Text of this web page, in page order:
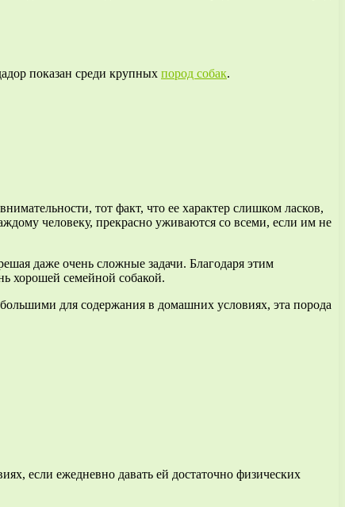
показан среди крупных пород собак.
тот факт, что ее характер слишком ласков,
человеку, прекрасно уживаются со всеми, если им не
даже очень сложные задачи. Благодаря этим
хорошей семейной собакой.
для содержания в домашних условиях, эта порода
если ежедневно давать ей достаточно физических